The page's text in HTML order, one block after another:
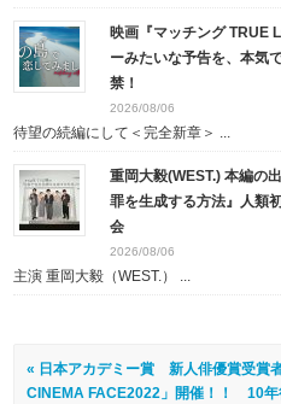
映画『マッチング TRUE
ーみたいな予告を、本気
禁！
2026/08/06
待望の続編にして＜完全新章＞ ...
重岡大毅(WEST.) 本編の
罪を生成する方法』人類
会
2026/08/06
主演 重岡大毅（WEST.） ...
« 日本アカデミー賞 新人俳優賞受賞
CINEMA FACE2022」開催！！ 10年